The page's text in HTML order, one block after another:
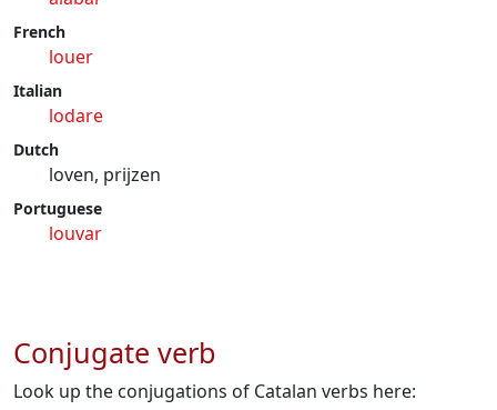
French
louer
Italian
lodare
Dutch
loven, prijzen
Portuguese
louvar
Conjugate verb
Look up the conjugations of Catalan verbs here: